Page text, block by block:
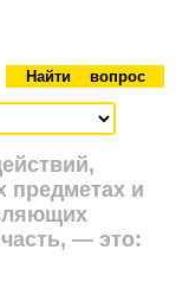
и
— это: